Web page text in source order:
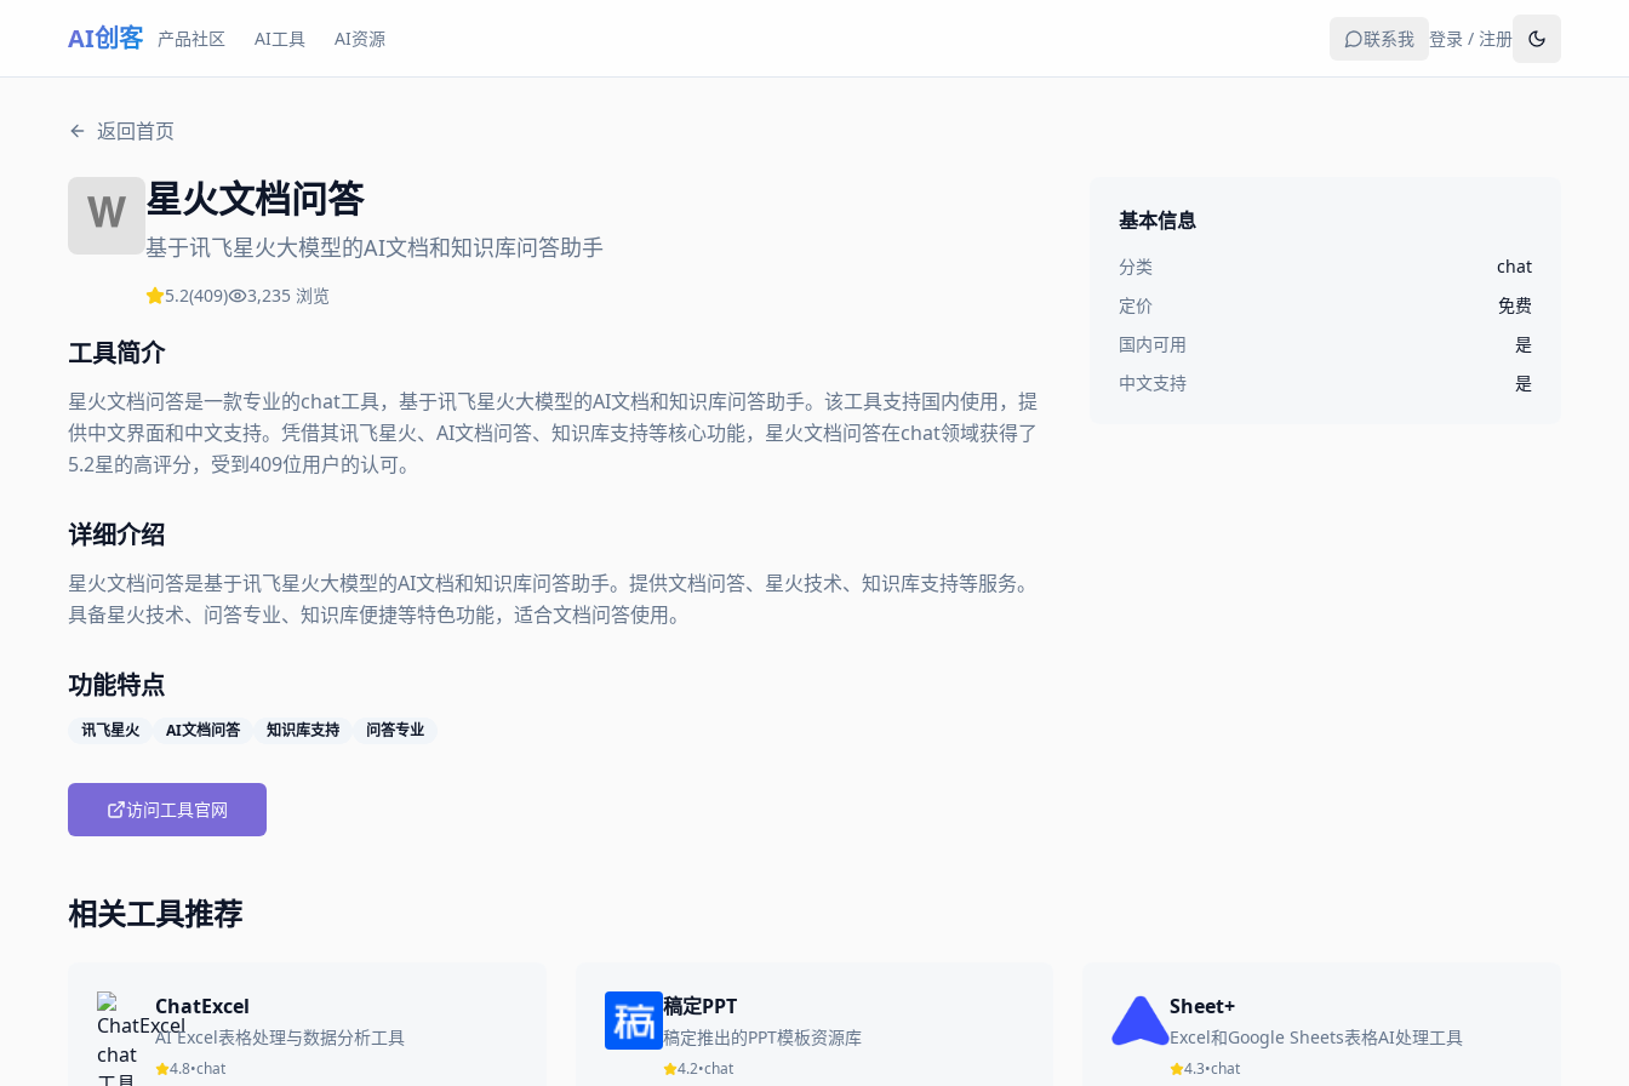
AI创客 产品社区 AI工具 AI资源 联系我 登录 / 注册
返回首页
星火文档问答
基于讯飞星火大模型的AI文档和知识库问答助手
5.2(409) 3,235 浏览
工具简介
星火文档问答是一款专业的chat工具，基于讯飞星火大模型的AI文档和知识库问答助手。该工具支持国内使用，提
供中文界面和中文支持。凭借其讯飞星火、AI文档问答、知识库支持等核心功能，星火文档问答在chat领域获得了
5.2星的高评分，受到409位用户的认可。
详细介绍
星火文档问答是基于讯飞星火大模型的AI文档和知识库问答助手。提供文档问答、星火技术、知识库支持等服务。
具备星火技术、问答专业、知识库便捷等特色功能，适合文档问答使用。
功能特点
讯飞星火 AI文档问答 知识库支持 问答专业
访问工具官网
基本信息
分类
chat
定价
免费
国内可用
是
中文支持
是
相关工具推荐
ChatExcel
AI Excel表格处理与数据分析工具
4.8•chat
稿定PPT
稿定推出的PPT模板资源库
4.2•chat
Sheet+
Excel和Google Sheets表格AI处理工具
4.3•chat